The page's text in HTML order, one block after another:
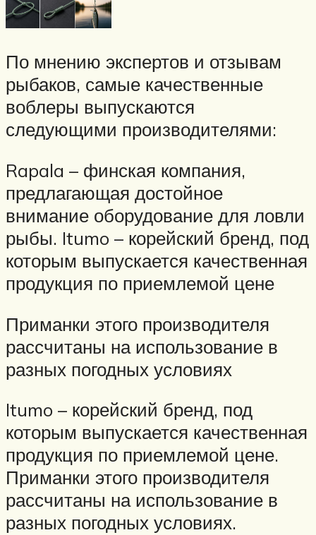
По мнению экспертов и отзывам
рыбаков, самые качественные
воблеры выпускаются
следующими производителями:
Rapala – финская компания,
предлагающая достойное
внимание оборудование для ловли
рыбы. Itumo – корейский бренд, под
которым выпускается качественная
продукция по приемлемой цене
Приманки этого производителя
рассчитаны на использование в
разных погодных условиях
Itumo – корейский бренд, под
которым выпускается качественная
продукция по приемлемой цене.
Приманки этого производителя
рассчитаны на использование в
разных погодных условиях.